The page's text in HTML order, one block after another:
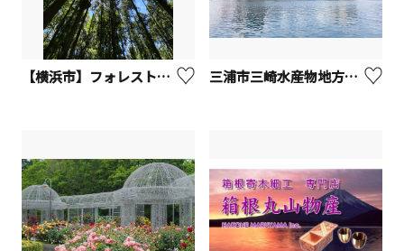
【横浜市】フォレストアドベンチャー・よこはま 三浦市三崎水産物地方卸売市場（みさき魚市場）